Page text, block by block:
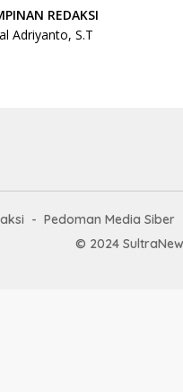
REDAKSI
Adriyanto, S.T
Pedoman Media Siber
© 2024